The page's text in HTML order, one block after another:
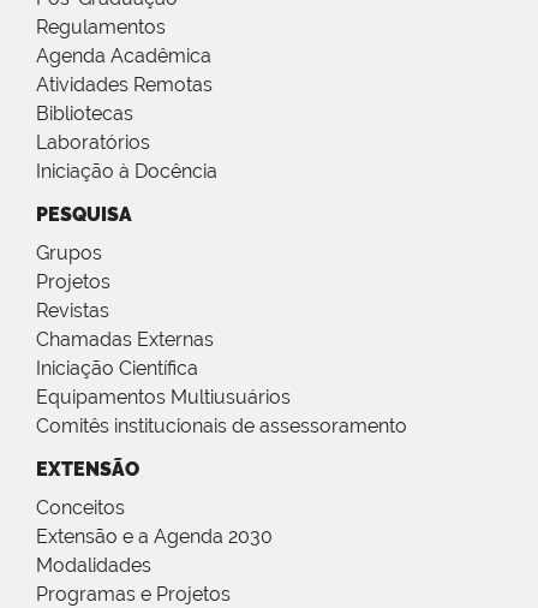
Regulamentos
Agenda Acadêmica
Atividades Remotas
Bibliotecas
Laboratórios
Iniciação à Docência
PESQUISA
Grupos
Projetos
Revistas
Chamadas Externas
Iniciação Científica
Equipamentos Multiusuários
Comitês institucionais de assessoramento
EXTENSÃO
Conceitos
Extensão e a Agenda 2030
Modalidades
Programas e Projetos